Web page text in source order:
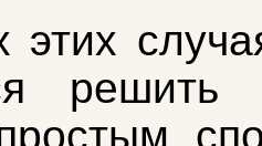
этих
решить